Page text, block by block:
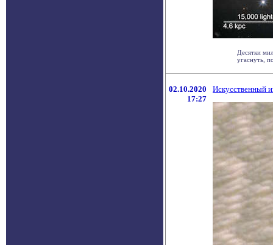
Десятки
угаснуть,
02.10.2020
17:27
Искусственный